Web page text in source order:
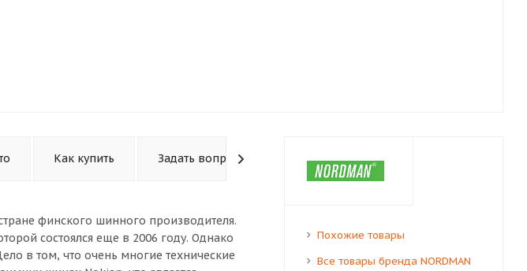
Как купить Задать вопрос
финского шинного производителя.
состоялся еще в 2006 году. Однако
в том, что очень многие технические
Похожие товары
Все товары бренда NORDMAN